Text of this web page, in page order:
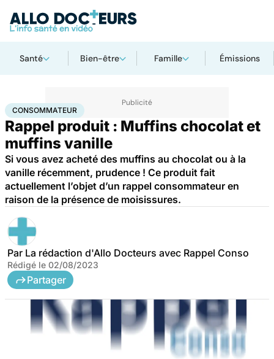
Santé Bien-être Famille Émissions
AccueilSantéConsommateur
CONSOMMATEUR
Rappel produit : Muffins chocolat et
muffins vanille
Si vous avez acheté des muffins au chocolat ou à la
vanille récemment, prudence ! Ce produit fait
actuellement l’objet d’un rappel consommateur en
raison de la présence de moisissures.
Par La rédaction d'Allo Docteurs avec Rappel Conso
Rédigé le 02/08/2023
Partager